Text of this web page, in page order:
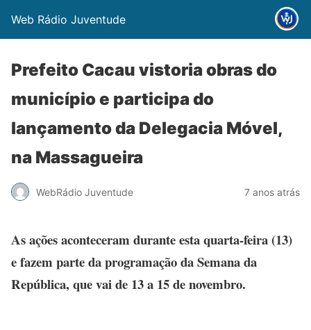
Web Rádio Juventude
Prefeito Cacau vistoria obras do
município e participa do
lançamento da Delegacia Móvel,
na Massagueira
WebRádio Juventude 7 anos atrás
As ações aconteceram durante esta quarta-feira (13)
e fazem parte da programação da Semana da
República, que vai de 13 a 15 de novembro.